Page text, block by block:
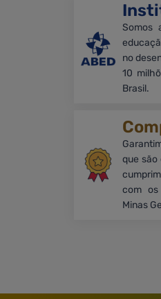
Somos
no
10
Brasil.
que são
com os
Minas